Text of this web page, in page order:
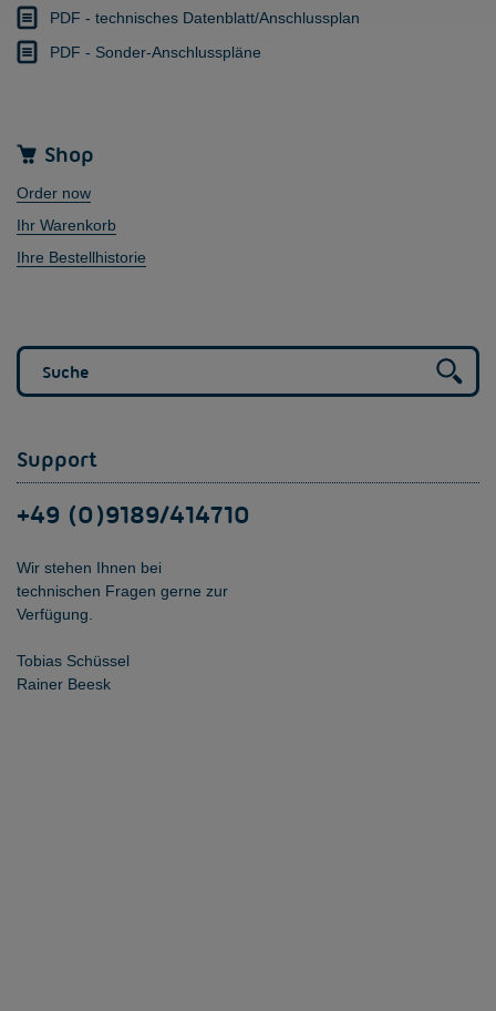
PDF - technisches Datenblatt/Anschlussplan
PDF - Sonder-Anschlusspläne
Shop
Order now
Ihr Warenkorb
Ihre Bestellhistorie
Support
+49 (0)9189/414710
Wir stehen Ihnen bei
technischen Fragen gerne zur
Verfügung.
Tobias Schüssel
Rainer Beesk